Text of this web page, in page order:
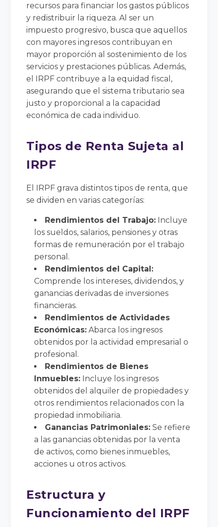
recursos para financiar los gastos públicos
y redistribuir la riqueza. Al ser un
impuesto progresivo, busca que aquellos
con mayores ingresos contribuyan en
mayor proporción al sostenimiento de los
servicios y prestaciones públicas. Además,
el IRPF contribuye a la equidad fiscal,
asegurando que el sistema tributario sea
justo y proporcional a la capacidad
económica de cada individuo.
Tipos de Renta Sujeta al
IRPF
El IRPF grava distintos tipos de renta, que
se dividen en varias categorías:
Rendimientos del Trabajo: Incluye
los sueldos, salarios, pensiones y otras
formas de remuneración por el trabajo
personal.
Rendimientos del Capital:
Comprende los intereses, dividendos, y
ganancias derivadas de inversiones
financieras.
Rendimientos de Actividades
Económicas: Abarca los ingresos
obtenidos por la actividad empresarial o
profesional.
Rendimientos de Bienes
Inmuebles: Incluye los ingresos
obtenidos del alquiler de propiedades y
otros rendimientos relacionados con la
propiedad inmobiliaria.
Ganancias Patrimoniales: Se refiere
a las ganancias obtenidas por la venta
de activos, como bienes inmuebles,
acciones u otros activos.
Estructura y
Funcionamiento del IRPF